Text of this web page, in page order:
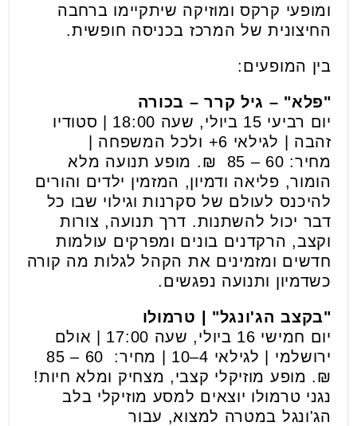
ומופעי קרקס ומוזיקה שיתקיימו ברחבה
החיצונית של המרכז בכניסה חופשית.
בין המופעים:
"פלא" – גיל קרר – בכורה
יום רביעי 15 ביולי, שעה 18:00 | סטודיו
זהבה | לגילאי 6+ ולכל המשפחה |
מחיר: 60 – 85 ₪. מופע תנועה מלא
הומור, פליאה ודמיון, המזמין ילדים והורים
להיכנס לעולם של סקרנות וגילוי שבו כל
דבר יכול להשתנות. דרך תנועה, צורות
וקצב, הרקדנים בונים ומפרקים עולמות
חדשים ומזמינים את הקהל לגלות מה קורה
כשדמיון ותנועה נפגשים.
"בקצב הג'ונגל" | טרמולו
יום חמישי 16 ביולי, שעה 17:00 | אולם
ירושלמי | לגילאי 4–10 | מחיר: 60 – 85
₪. מופע מוזיקלי קצבי, מצחיק ומלא חיות!
נגני טרמולו יוצאים למסע מוזיקלי בלב
הג'ונגל במטרה למצוא, עבור